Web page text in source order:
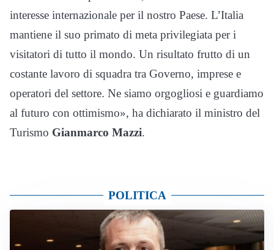
interesse internazionale per il nostro Paese. L’Italia
mantiene il suo primato di meta privilegiata per i
visitatori di tutto il mondo. Un risultato frutto di un
costante lavoro di squadra tra Governo, imprese e
operatori del settore. Ne siamo orgogliosi e guardiamo
al futuro con ottimismo», ha dichiarato il ministro del
Turismo Gianmarco Mazzi.
POLITICA